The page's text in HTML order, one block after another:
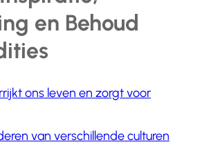
en Behoud
ons leven en zorgt voor
van verschillende culturen